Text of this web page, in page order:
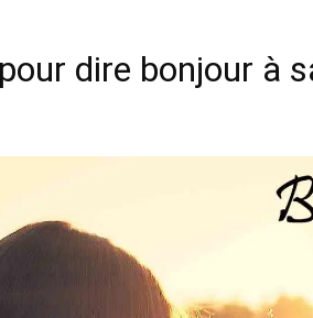
dire bonjour à